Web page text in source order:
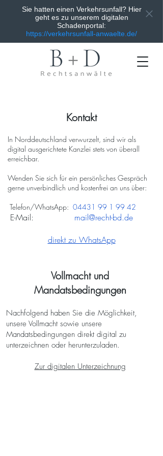
Sie hatten einen Verkehrsunfall? Hier
geht es zu unserem digitalen
Schadenportal:
https://verkehrsunfall-anwaelte.de/
Kontakt
In Norddeutschland verwurzelt, sind wir als
digital ausgerichtete Kanzlei stets von überall
erreichbar.
Wenden Sie sich für ein persönliches Gespräch
gerne unverbindlich und kostenfrei an uns über:
Telefon/WhatsApp: 04431 99 1 99 42
E-Mail: mail@recht-bd.de
direkt zu WhatsApp
Vollmacht und
Mandatsbedingungen
Nachfolgend haben Sie die Möglichkeit,
unsere Vollmacht sowie unsere
Mandatsbedingungen direkt digital zu
unterzeichnen oder herunterzuladen.
Zur digitalen Unterzeichnung